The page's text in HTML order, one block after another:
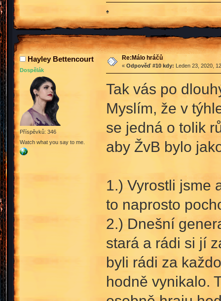
♠
Hayley Bettencourt
Dospělák
Příspěvků: 346
Watch what you say to me.
Re:Málo hráčů
« Odpověď #10 kdy: Leden 23, 2020,
Tak vás po
Myslím, že v
se jedná o tolik
aby ŽvB bylo
1.) Vyrostli jsme
to naprosto
2.) Dnešní
stará a rádi si jí
byli rádi za
hodně vynikalo.